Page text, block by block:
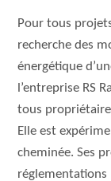
Pour tous
recherche des
énergétique
l’entreprise RS
tous
Elle est
cheminée. Ses
réglementations